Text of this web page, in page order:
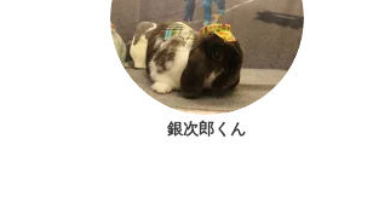
銀次郎くん